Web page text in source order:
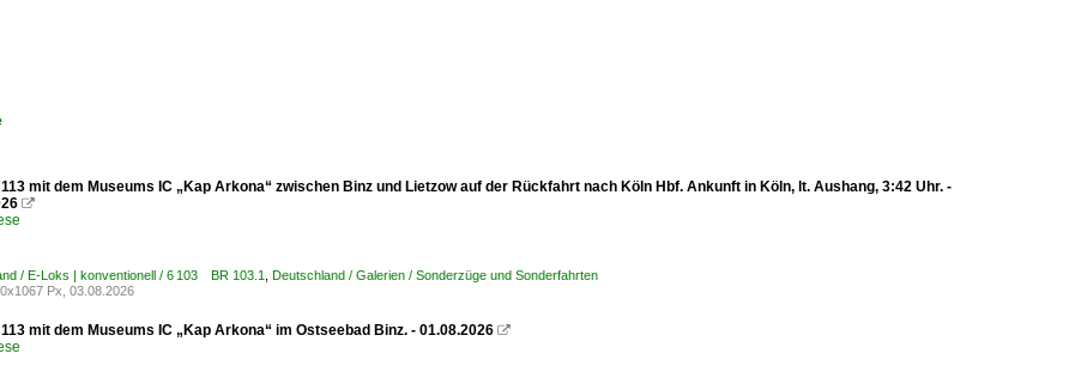
113 mit dem Museums IC „Kap Arkona“ zwischen Binz und Lietzow auf der Rückfahrt nach Köln Hbf. Ankunft in Köln, lt. Aushang, 3:42 Uhr. -

/ E-Loks | konventionell / 6 103 BR 103.1 Deutschland / Galerien / Sonderzüge und Sonderfahrten
Px, 03.08.2026
mit dem Museums IC „Kap Arkona“ im Ostseebad Binz. - 01.08.2026 